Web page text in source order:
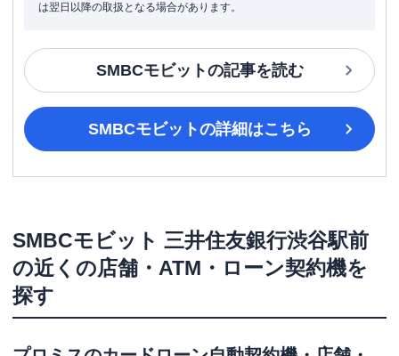
は翌日以降の取扱となる場合があります。
SMBCモビットの記事を読む
SMBCモビットの詳細はこちら
SMBCモビット 三井住友銀行渋谷駅前
の近くの店舗・ATM・ローン契約機を
探す